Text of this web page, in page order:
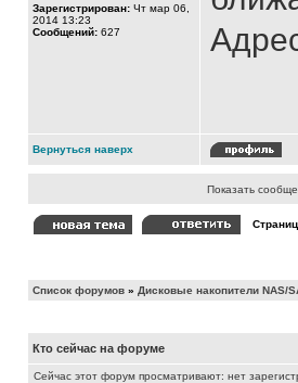
Зарегистрирован: Чт мар 06,
2014 13:23
Сообщений: 627
Вернуться наверх
Показать
Список форумов » Дисковые накопители NAS/
Кто сейчас на форуме
Сейчас этот форум просматривают: нет